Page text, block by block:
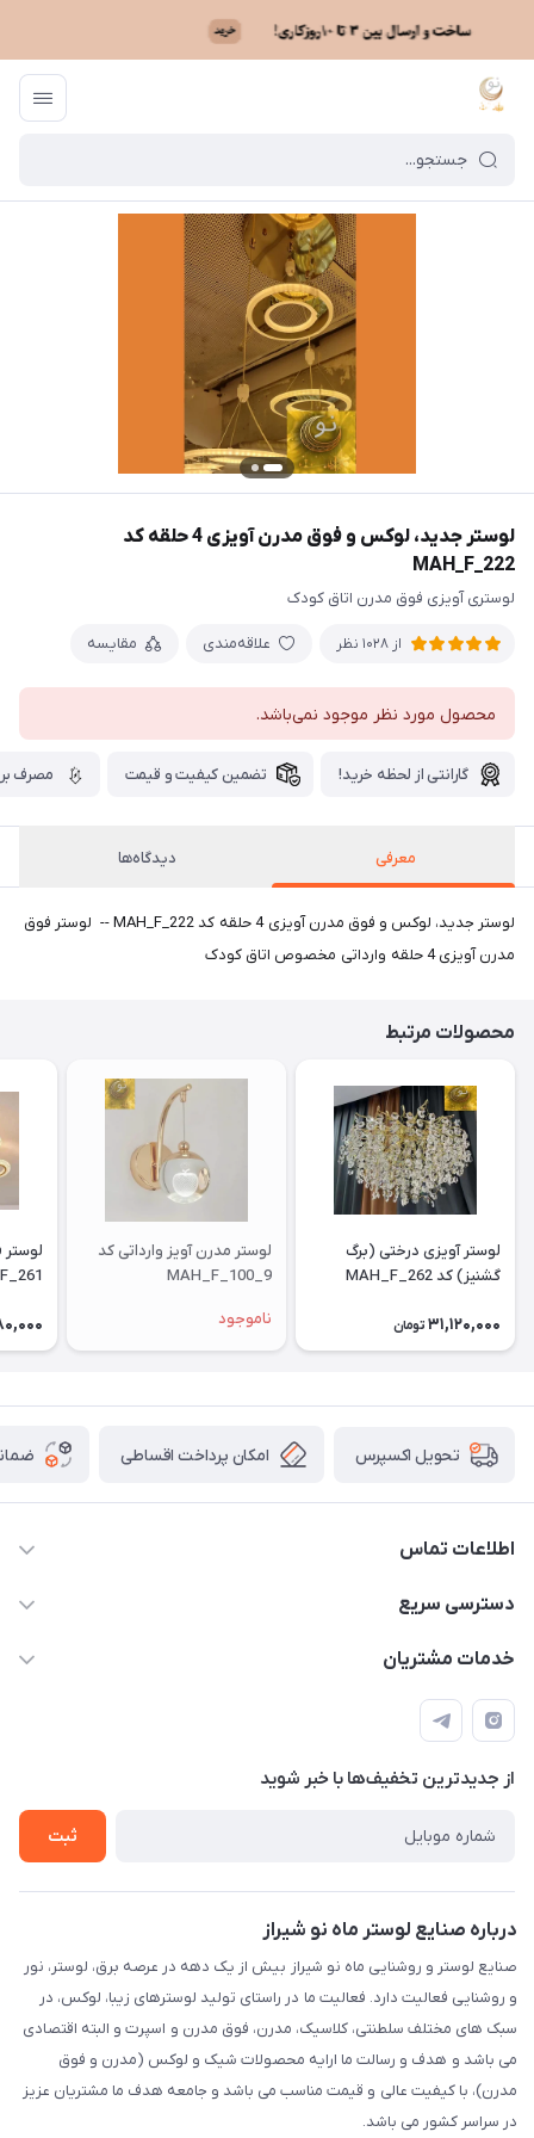
ماه نو / فهرست محصولات
لوستر جدید، لوکس و فوق مدرن آویزی 4 حلقه کد
MAH_F_222
لوستری آویزی فوق مدرن اتاق کودک
از 1028 نظر علاقه‌مندی مقایسه
محصول مورد نظر موجود نمی‌باشد.
گارانتی از لحظه خرید! تضمین کیفیت و قیمت مصرف
معرفی دیدگاه‌ها
لوستر جدید، لوکس و فوق مدرن آویزی 4 حلقه کد MAH_F_222 -- لوستر فوق
مدرن آویزی 4 حلقه وارداتی مخصوص اتاق کودک
محصولات مرتبط
لوستر آویزی درختی (برگ
گشنیز) کد MAH_F_262
31,120,000 تومان
لوستر مدرن آویز وارداتی کد
MAH_F_100_9
ناموجود
تحویل اکسپرس امکان پرداخت اقساطی
اطلاعات تماس
09171115348
طبقه همکف واحد 131
دسترسی سریع
مجله فروشگاه
درباره ما
تماس با ما
خدمات مشتریان
قوانین و مقررات
حریم خصوصی
راهنما
از جدید‌ترین تخفیف‌ها با‌ خبر شوید
ثبت
درباره صنایع لوستر ماه نو شیراز
صنایع لوستر و روشنایی ماه نو شیراز بیش از یک دهه در عرصه برق، لوستر، نور
و روشنایی فعالیت دارد. فعالیت ما در راستای تولید لوسترهای زیبا، لوکس، در
سبک های مختلف سلطنتی، کلاسیک، مدرن، فوق مدرن و اسپرت و البته اقتصادی
می باشد و هدف و رسالت ما ارایه محصولات شیک و لوکس (مدرن و فوق
مدرن)، با کیفیت عالی و قیمت مناسب می باشد و جامعه هدف ما مشتریان عزیز
در سراسر کشور می باشد.